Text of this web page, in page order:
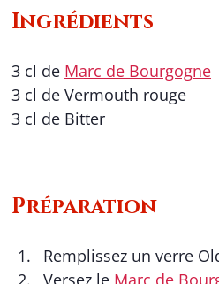
Ingrédients
3 cl de Marc de Bourgogne
3 cl de Vermouth rouge
3 cl de Bitter
Préparation
Remplissez un verre
Versez le Marc de